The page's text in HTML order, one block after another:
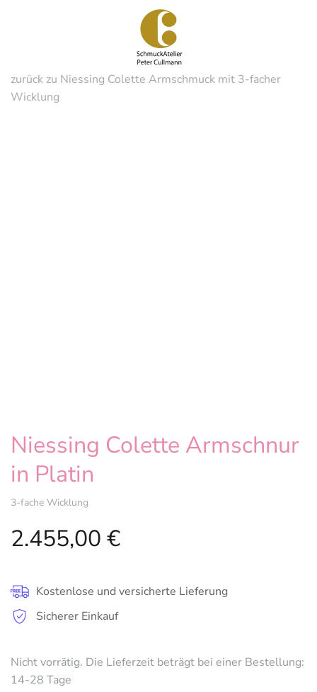
springen
zurück zu Niessing Colette Armschmuck mit 3-facher
Wicklung
Niessing Colette Armschnur
in Platin
3-fache Wicklung
2.455,00 €
Kostenlose und versicherte Lieferung
Sicherer Einkauf
Nicht vorrätig. Die Lieferzeit beträgt bei einer Bestellung:
14-28 Tage